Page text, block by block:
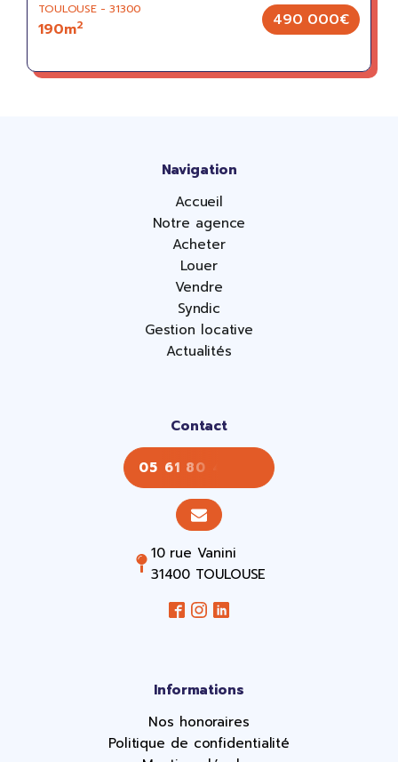
TOULOUSE - 31300
190m2 490 000€
Navigation
Accueil
Notre agence
Acheter
Louer
Vendre
Syndic
Gestion locative
Actualités
Contact
05 61 80 43 43
10 rue Vanini
31400 TOULOUSE
Informations
Nos honoraires
Politique de confidentialité